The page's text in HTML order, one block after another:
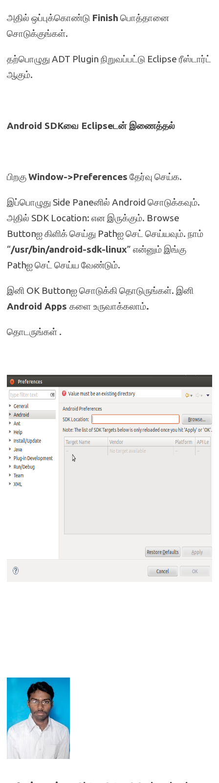
அதில் ஒப்புக்கொண்டு Finish பொத்தானை
சொடுக்குங்கள்.
தற்பொழுது ADT Plugin நிறுவப்பட்டு Eclipse ரீஸ்டார்ட்
ஆகும்.
Android SDKவை Eclipseடன் இணைத்தல்
பிறகுWindow->Preferences தேர்வு செய்க.
இப்பொழுது Side Paneனில் Android சொடுக்கவும்.
அதில் SDK Location: என இருக்கும். Browse
Buttonஐ கிளிக் செய்து Pathஐ செட் செய்யவும். நாம்
“/usr/bin/android-sdk-linux” என்னும் இங்கு
Pathஐ செட் செய்ய வேண்டும்.
இனி OK Buttonஐ சொடுக்கி தொடுருங்கள். இனி
Android Apps களை உருவாக்கலாம்.
தொடருங்கள் .